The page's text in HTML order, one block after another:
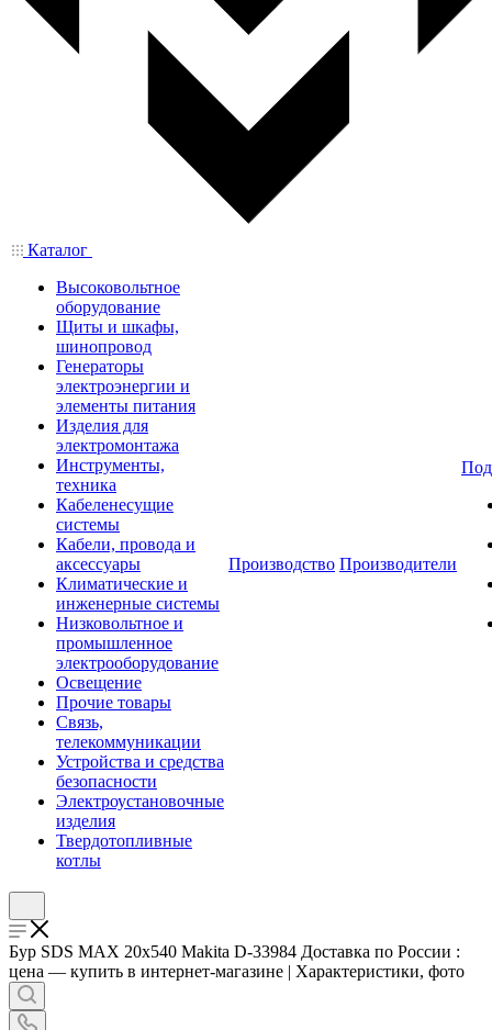
Каталог
Высоковольтное
оборудование
Щиты и шкафы,
шинопровод
Генераторы
электроэнергии и
элементы питания
Изделия для
электромонтажа
Инструменты,
техника
Кабеленесущие
системы
Кабели, провода и
аксессуары
Климатические и
инженерные системы
Низковольтное и
промышленное
электрооборудование
Освещение
Прочие товары
Связь,
телекоммуникации
Устройства и средства
безопасности
Электроустановочные
изделия
Твердотопливные
котлы
Производство Производители
Бур SDS MAX 20х540 Makita D-33984 Доставка по России :
цена — купить в интернет-магазине | Характеристики, фото